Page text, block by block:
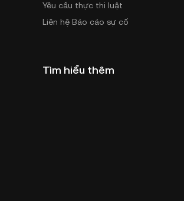
Yêu cầu thực thi luật
Liên hệ Báo cáo sự cố
Tìm hiểu thêm